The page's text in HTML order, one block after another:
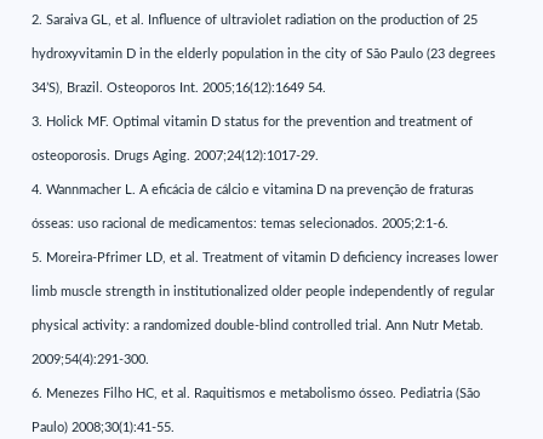
2. Saraiva GL, et al. Influence of ultraviolet radiation on the production of 25
hydroxyvitamin D in the elderly population in the city of São Paulo (23 degrees
34’S), Brazil. Osteoporos Int. 2005;16(12):1649 54.
3. Holick MF. Optimal vitamin D status for the prevention and treatment of
osteoporosis. Drugs Aging. 2007;24(12):1017-29.
4. Wannmacher L. A eficácia de cálcio e vitamina D na prevenção de fraturas
ósseas: uso racional de medicamentos: temas selecionados. 2005;2:1-6.
5. Moreira-Pfrimer LD, et al. Treatment of vitamin D deficiency increases lower
limb muscle strength in institutionalized older people independently of regular
physical activity: a randomized double-blind controlled trial. Ann Nutr Metab.
2009;54(4):291-300.
6. Menezes Filho HC, et al. Raquitismos e metabolismo ósseo. Pediatria (São
Paulo) 2008;30(1):41-55.